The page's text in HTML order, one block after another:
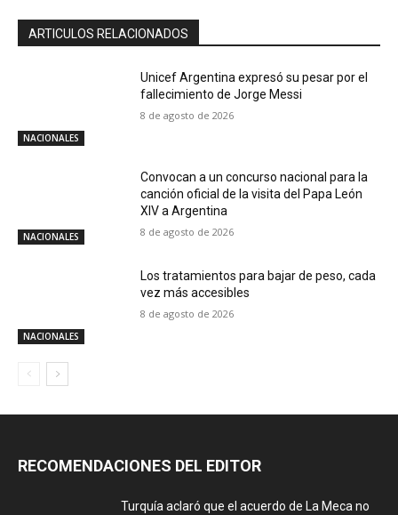
ARTICULOS RELACIONADOS
NACIONALES
Unicef Argentina expresó su pesar por el
fallecimiento de Jorge Messi
8 de agosto de 2026
NACIONALES
Convocan a un concurso nacional para la
canción oficial de la visita del Papa León
XIV a Argentina
8 de agosto de 2026
NACIONALES
Los tratamientos para bajar de peso, cada
vez más accesibles
8 de agosto de 2026
RECOMENDACIONES DEL EDITOR
Turquía aclaró que el acuerdo de La Meca no